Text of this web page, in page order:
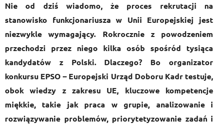
Nie od dziś wiadomo, że proces rekrutacji na
stanowisko funkcjonariusza w Unii Europejskiej jest
niezwykle wymagający. Rokrocznie z powodzeniem
przechodzi przez niego kilka osób spośród tysiąca
kandydatów z Polski. Dlaczego? Bo organizator
konkursu EPSO – Europejski Urząd Doboru Kadr testuje,
obok wiedzy z zakresu UE, kluczowe kompetencje
miękkie, takie jak praca w grupie, analizowanie i
rozwiązywanie problemów, priorytetyzowanie zadań i